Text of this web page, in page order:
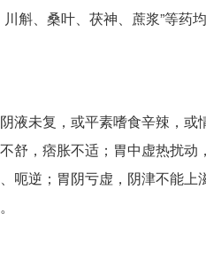
斛、桑叶、茯神、蔗浆”等药均
液未复，或平素嗜食辛辣，
舒，痞胀不适；胃中虚热扰
呃逆；胃阴亏虚，阴津不能